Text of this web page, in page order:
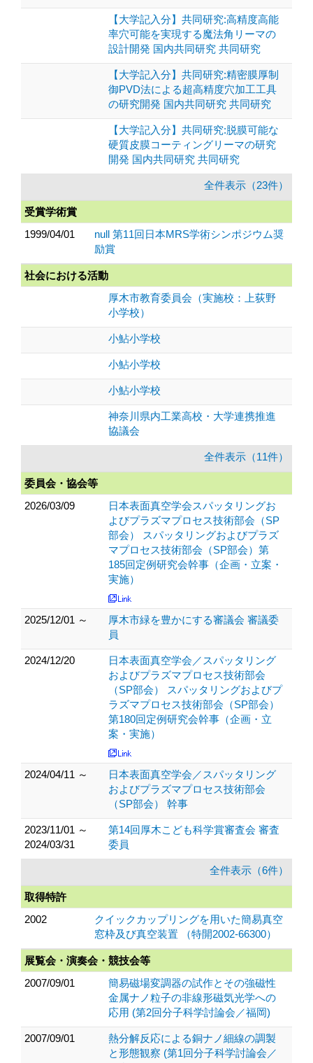
【大学記入分】共同研究:高精度高能
率穴可能を実現する魔法角リーマの
設計開発 国内共同研究 共同研究
【大学記入分】共同研究:精密膜厚制
御PVD法による超高精度穴加工工具
の研究開発 国内共同研究 共同研究
【大学記入分】共同研究:脱膜可能な
硬質皮膜コーティングリーマの研究
開発 国内共同研究 共同研究
全件表示（23件）
受賞学術賞
1999/04/01
null 第11回日本MRS学術シンポジウム奨
励賞
社会における活動
厚木市教育委員会（実施校：上荻野
小学校）
小鮎小学校
小鮎小学校
小鮎小学校
神奈川県内工業高校・大学連携推進
協議会
全件表示（11件）
委員会・協会等
2026/03/09
日本表面真空学会スパッタリングお
よびプラズマプロセス技術部会（SP
部会） スパッタリングおよびプラズ
マプロセス技術部会（SP部会）第
185回定例研究会幹事（企画・立案・
実施）
2025/12/01 ～
厚木市緑を豊かにする審議会 審議委
員
2024/12/20
日本表面真空学会／スパッタリング
およびプラズマプロセス技術部会
（SP部会） スパッタリングおよびプ
ラズマプロセス技術部会（SP部会）
第180回定例研究会幹事（企画・立
案・実施）
2024/04/11 ～
日本表面真空学会／スパッタリング
およびプラズマプロセス技術部会
（SP部会） 幹事
2023/11/01 ～
2024/03/31
第14回厚木こども科学賞審査会 審査
委員
全件表示（6件）
取得特許
2002
クイックカップリングを用いた簡易真空
窓枠及び真空装置 （特開2002-66300）
展覧会・演奏会・競技会等
2007/09/01
簡易磁場変調器の試作とその強磁性
金属ナノ粒子の非線形磁気光学への
応用 (第2回分子科学討論会／福岡)
2007/09/01
熱分解反応による銅ナノ細線の調製
と形態観察 (第1回分子科学討論会／